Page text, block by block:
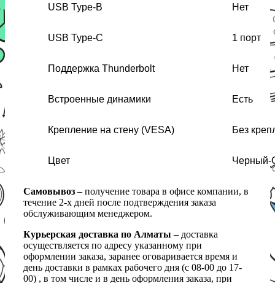
USB Type-B Нет
USB Type-C 1 порт
Поддержка Thunderbolt Нет
Встроенные динамики Есть
Крепление на стену (VESA) Без
Цвет Черный-
Самовывоз – получение товара в офисе компании, в
течение 2-х дней после подтверждения заказа
обслуживающим менеджером.
Курьерская доставка по Алматы – доставка
осуществляется по адресу указанному при
оформлении заказа, заранее оговаривается время и
день доставки в рамках рабочего дня (с 08-00 до 17-
00) , в том числе и в день оформления заказа, при